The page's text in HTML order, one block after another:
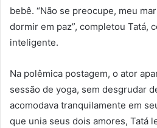
bebê. “Não se preocupe, meu
dormir em paz”, completou Tatá,
inteligente.
Na polêmica postagem, o ator
sessão de yoga, sem desgrudar
acomodava tranquilamente em
que unia seus dois amores, Tatá